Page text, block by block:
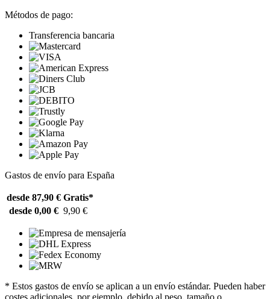
Métodos de pago:
Transferencia bancaria
Gastos de envío para España
desde 87,90 € Gratis*
desde 0,00 € 9,90 €
* Estos gastos de envío se aplican a un envío estándar. Pueden haber
costes adicionales, por ejemplo, debido al peso, tamaño o